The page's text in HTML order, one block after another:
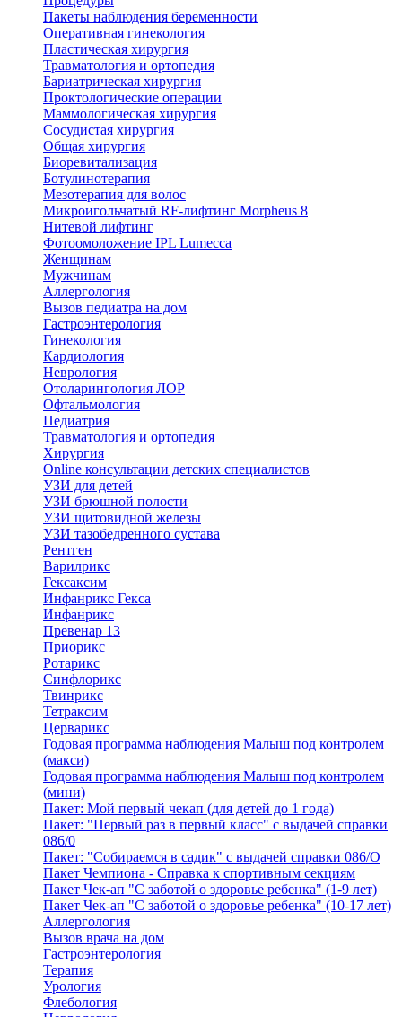
Пакеты наблюдения беременности
Оперативная гинекология
Пластическая хирургия
Травматология и ортопедия
Бариатрическая хирургия
Проктологические операции
Маммологическая хирургия
Сосудистая хирургия
Общая хирургия
Биоревитализация
Ботулинотерапия
Мезотерапия для волос
Микроигольчатый RF-лифтинг Morpheus 8
Нитевой лифтинг
Фотоомоложение IPL Lumecca
Женщинам
Мужчинам
Аллергология
Вызов педиатра на дом
Гастроэнтерология
Гинекология
Кардиология
Неврология
Отоларингология ЛОР
Офтальмология
Педиатрия
Травматология и ортопедия
Хирургия
Online консультации детских специалистов
УЗИ для детей
УЗИ брюшной полости
УЗИ щитовидной железы
УЗИ тазобедренного сустава
Рентген
Варилрикс
Гексаксим
Инфанрикс Гекса
Инфанрикс
Превенар 13
Приорикс
Ротарикс
Синфлорикс
Твинрикс
Тетраксим
Церварикс
Годовая программа наблюдения Малыш под контролем
(макси)
Годовая программа наблюдения Малыш под контролем
(мини)
Пакет: Мой первый чекап (для детей до 1 года)
Пакет: "Первый раз в первый класс" с выдачей справки
086/0
Пакет: "Собираемся в садик" с выдачей справки 086/О
Пакет Чемпиона - Справка к спортивным секциям
Пакет Чек-ап "С заботой о здоровье ребенка" (1-9 лет)
Пакет Чек-ап "С заботой о здоровье ребенка" (10-17 лет)
Аллергология
Вызов врача на дом
Гастроэнтерология
Терапия
Урология
Флебология